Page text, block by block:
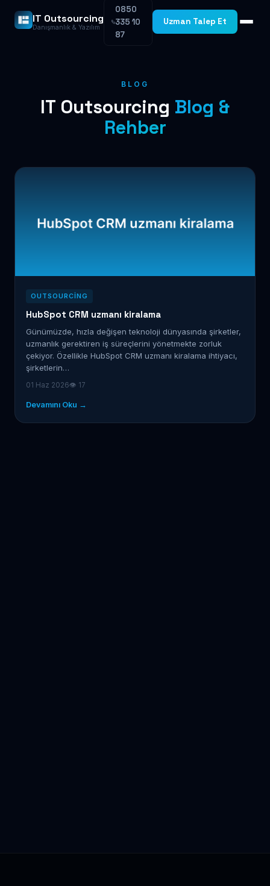
IT Outsourcing
Danışmanlık & Yazılım
0850
335 10
87
Uzman Talep Et
BLOG
IT Outsourcing Blog &
Rehber
OUTSOURCING
HubSpot CRM uzmanı kiralama
Günümüzde, hızla değişen teknoloji dünyasında şirketler,
uzmanlık gerektiren iş süreçlerini yönetmekte zorluk
çekiyor. Özellikle HubSpot CRM uzmanı kiralama ihtiyacı,
şirketlerin…
01 Haz 2026👁 17
Devamını Oku →